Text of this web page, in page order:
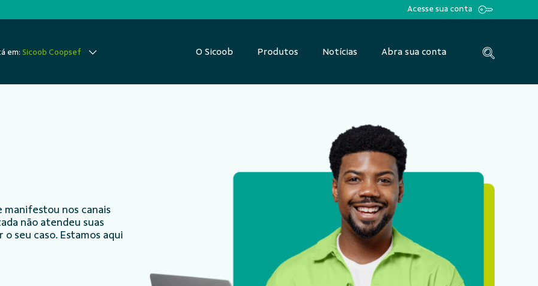
Acesse sua conta
em: Sicoob Coopsef O Sicoob Produtos Notícias Abra sua conta
manifestou nos canais
não atendeu suas
seu caso. Estamos aqui